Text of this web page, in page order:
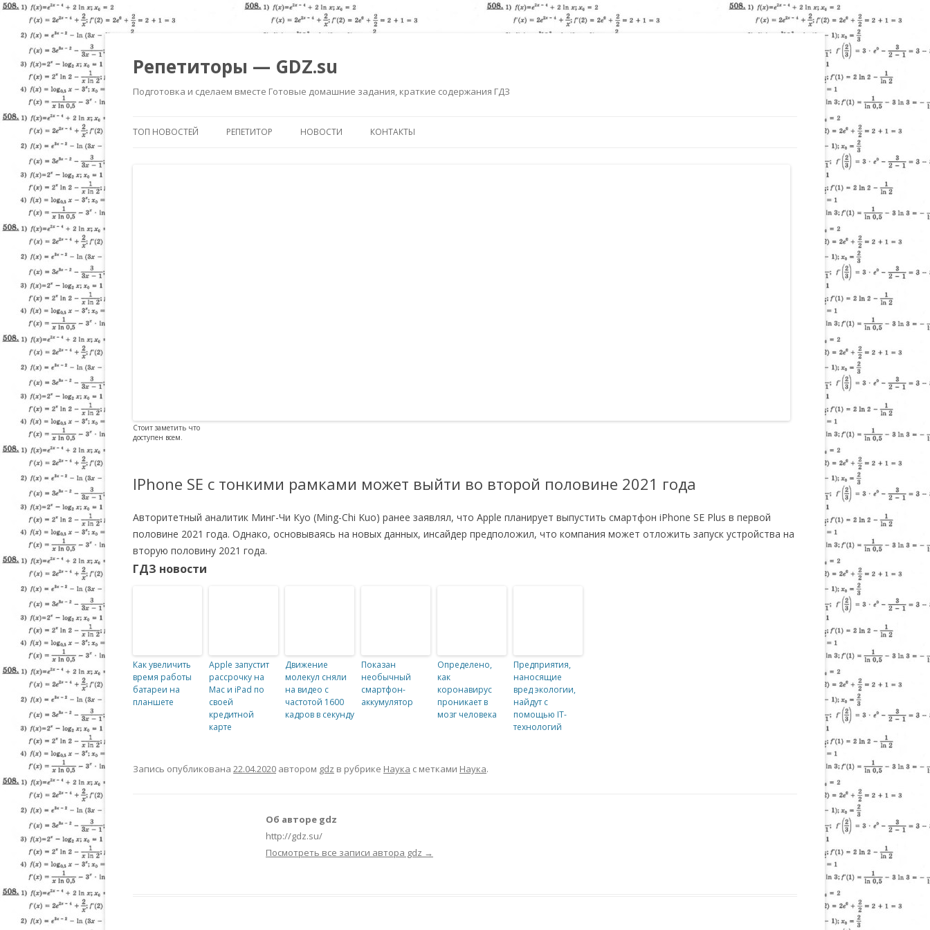
Репетиторы — GDZ.su
Подготовка и сделаем вместе Готовые домашние задания, краткие содержания ГДЗ
ТОП НОВОСТЕЙ РЕПЕТИТОР НОВОСТИ КОНТАКТЫ
Стоит заметить что
доступен всем.
IPhone SE с тонкими рамками может выйти во второй половине 2021 года
Авторитетный аналитик Минг-Чи Куо (Ming-Chi Kuo) ранее заявлял, что Apple планирует выпустить смартфон iPhone SE Plus в первой
половине 2021 года. Однако, основываясь на новых данных, инсайдер предположил, что компания может отложить запуск устройства на
вторую половину 2021 года.
ГДЗ новости
Как увеличить
время работы
батареи на
планшете
Apple запустит
рассрочку на
Mac и iPad по
своей
кредитной
карте
Движение
молекул сняли
на видео с
частотой 1600
кадров в секунду
Показан
необычный
смартфон-
аккумулятор
Определено,
как
коронавирус
проникает в
мозг человека
Предприятия,
наносящие
вред экологии,
найдут с
помощью IT-
технологий
Запись опубликована 22.04.2020 автором gdz в рубрике Наука с метками Наука.
Об авторе gdz
http://gdz.su/
Посмотреть все записи автора gdz →